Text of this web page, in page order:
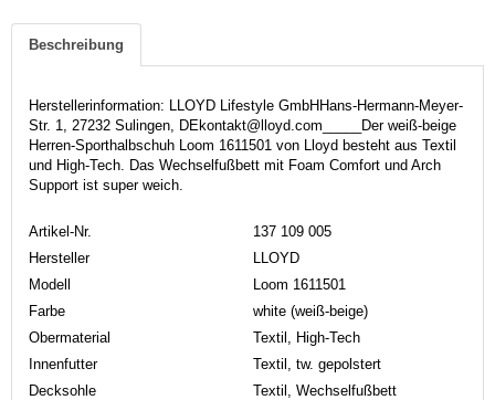
Beschreibung
Herstellerinformation: LLOYD Lifestyle GmbHHans-Hermann-Meyer-
Str. 1, 27232 Sulingen, DEkontakt@lloyd.com_____Der weiß-beige
Herren-Sporthalbschuh Loom 1611501 von Lloyd besteht aus Textil
und High-Tech. Das Wechselfußbett mit Foam Comfort und Arch
Support ist super weich.
Artikel-Nr.
137 109 005
Hersteller
LLOYD
Modell
Loom 1611501
Farbe
white (weiß-beige)
Obermaterial
Textil, High-Tech
Innenfutter
Textil, tw. gepolstert
Decksohle
Textil, Wechselfußbett